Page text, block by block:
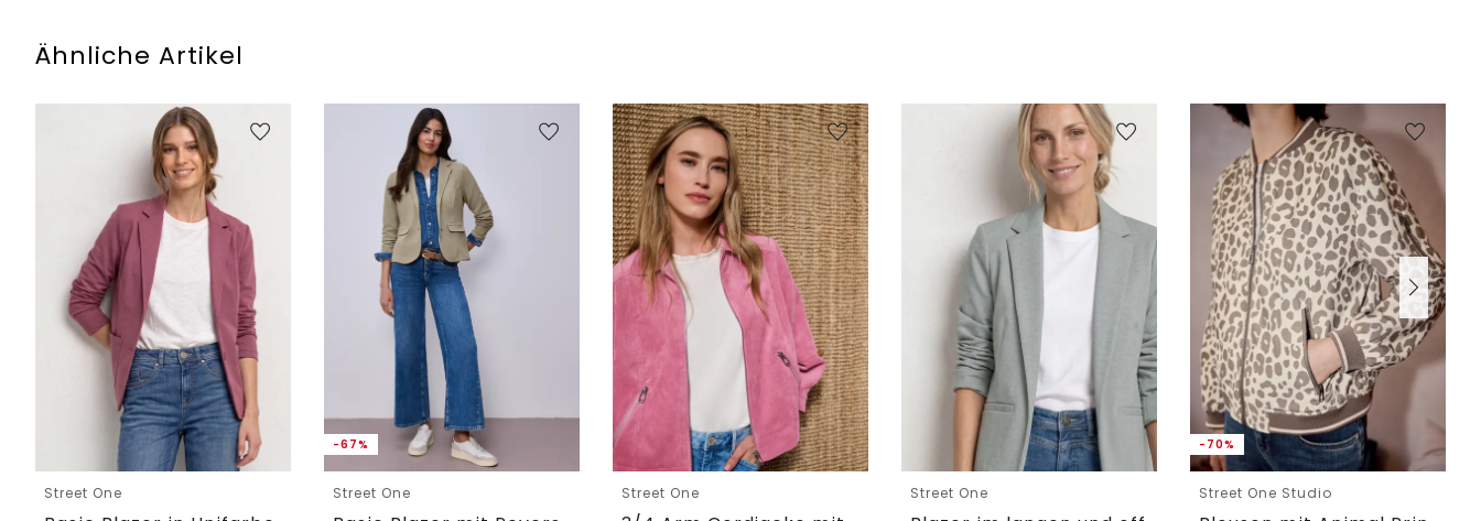
Ähnliche Artikel
Street One
-67%
Street One Street One Street One
-70%
Street One Studio